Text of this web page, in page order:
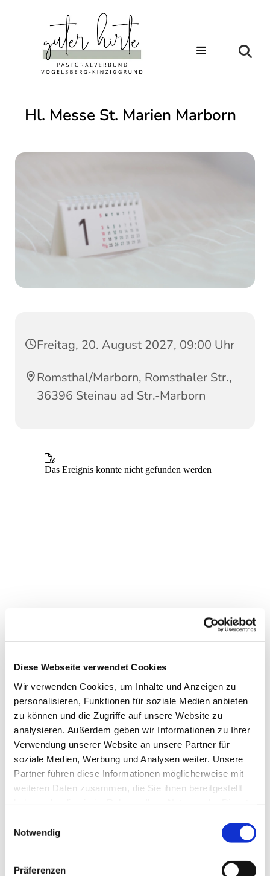
Diese Webseite verwendet Cookies
Wir verwenden Cookies, um Inhalte und Anzeigen zu
personalisieren, Funktionen für soziale Medien anbieten
zu können und die Zugriffe auf unsere Website zu
analysieren. Außerdem geben wir Informationen zu Ihrer
Verwendung unserer Website an unsere Partner für
soziale Medien, Werbung und Analysen weiter. Unsere
Partner führen diese Informationen möglicherweise mit
weiteren Daten zusammen, die Sie ihnen bereitgestellt
Notwendig
Präferenzen
Hl. Messe St. Marien Marborn
Freitag, 20. August 2027, 09:00 Uhr
Romsthal/Marborn, Romsthaler Str.,
36396 Steinau ad Str.-Marborn
Dies könnte Sie auch
interessieren